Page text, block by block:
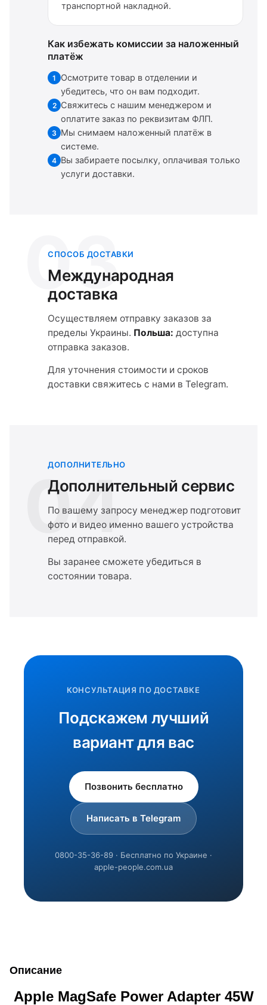
транспортной накладной.
Как избежать комиссии за наложенный
платёж
1
Осмотрите товар в отделении и
убедитесь, что он вам подходит.
2 Свяжитесь с нашим менеджером и
оплатите заказ по реквизитам ФЛП.
3 Мы снимаем наложенный платёж в
системе.
4 Вы забираете посылку, оплачивая только
услуги доставки.
03
СПОСОБ ДОСТАВКИ
Международная
доставка
Осуществляем отправку заказов за
пределы Украины. Польша: доступна
отправка заказов.
Для уточнения стоимости и сроков
доставки свяжитесь с нами в Telegram.
04
ДОПОЛНИТЕЛЬНО
Дополнительный сервис
По вашему запросу менеджер подготовит
фото и видео именно вашего устройства
перед отправкой.
Вы заранее сможете убедиться в
состоянии товара.
КОНСУЛЬТАЦИЯ ПО ДОСТАВКЕ
Подскажем лучший
вариант для вас
Позвонить бесплатно
Написать в Telegram
0800-35-36-89 · Бесплатно по Украине ·
apple-people.com.ua
Описание
Apple MagSafe Power Adapter 45W